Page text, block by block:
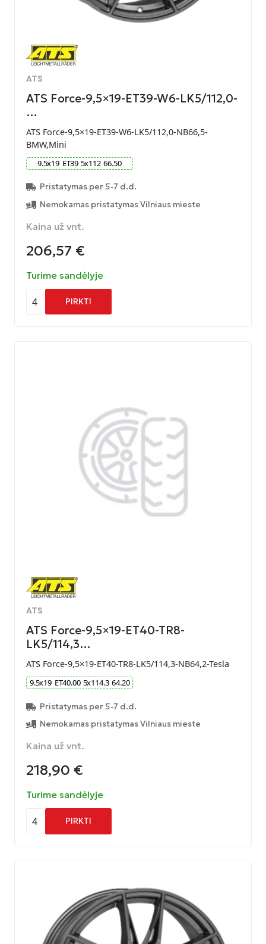
ATS
ATS Force-9,5×19-ET39-W6-LK5/112,0-
…
ATS Force-9,5×19-ET39-W6-LK5/112,0-NB66,5-
BMW,Mini
9.5x19 ET39 5x112 66.50
Pristatymas per 5-7 d.d.
Nemokamas pristatymas Vilniaus mieste
Kaina už vnt.
206,57 €
Turime sandėlyje
4 PIRKTI
ATS
ATS Force-9,5×19-ET40-TR8-
LK5/114,3…
ATS Force-9,5×19-ET40-TR8-LK5/114,3-NB64,2-Tesla
9.5x19 ET40.00 5x114.3 64.20
Pristatymas per 5-7 d.d.
Nemokamas pristatymas Vilniaus mieste
Kaina už vnt.
218,90 €
Turime sandėlyje
4 PIRKTI